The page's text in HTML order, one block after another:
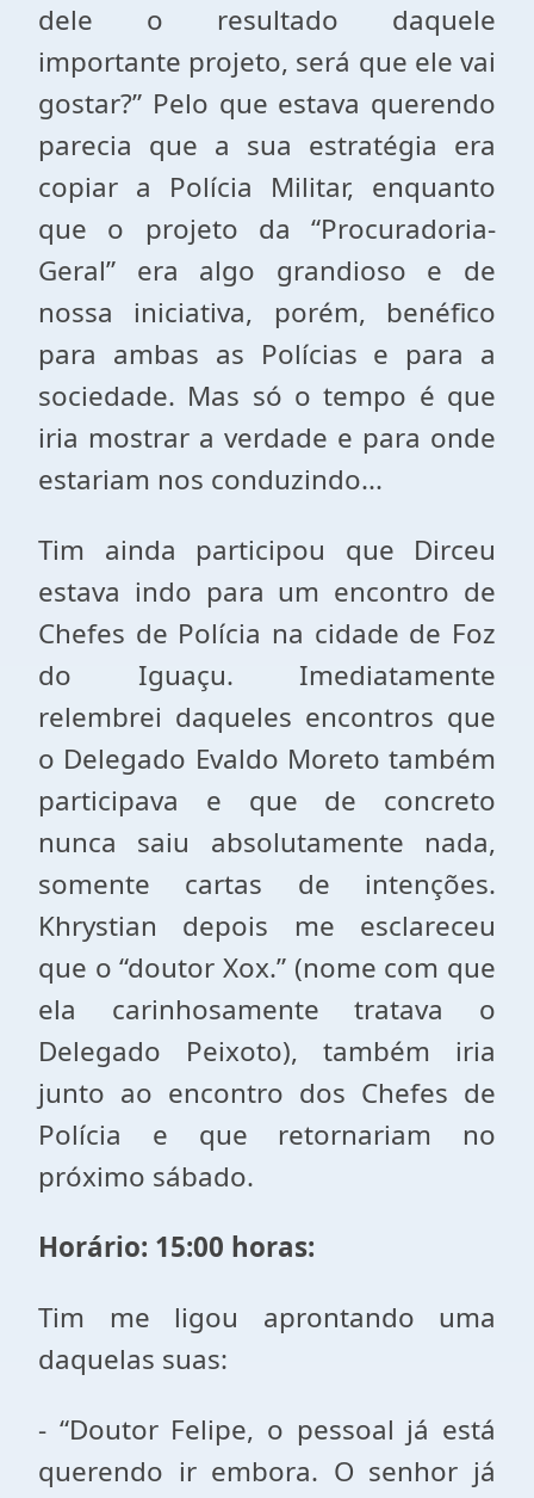
dele o resultado daquele
importante projeto, será que ele vai
gostar?” Pelo que estava querendo
parecia que a sua estratégia era
copiar a Polícia Militar, enquanto
que o projeto da “Procuradoria-
Geral” era algo grandioso e de
nossa iniciativa, porém, benéfico
para ambas as Polícias e para a
sociedade. Mas só o tempo é que
iria mostrar a verdade e para onde
estariam nos conduzindo...
Tim ainda participou que Dirceu
estava indo para um encontro de
Chefes de Polícia na cidade de Foz
do Iguaçu. Imediatamente
relembrei daqueles encontros que
o Delegado Evaldo Moreto também
participava e que de concreto
nunca saiu absolutamente nada,
somente cartas de intenções.
Khrystian depois me esclareceu
que o “doutor Xox.” (nome com que
ela carinhosamente tratava o
Delegado Peixoto), também iria
junto ao encontro dos Chefes de
Polícia e que retornariam no
próximo sábado.
Horário: 15:00 horas:
Tim me ligou aprontando uma
daquelas suas:
- “Doutor Felipe, o pessoal já está
querendo ir embora. O senhor já